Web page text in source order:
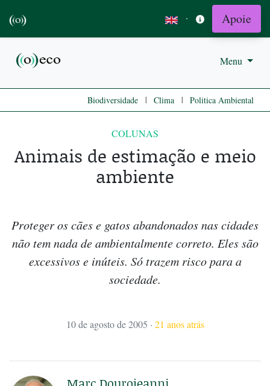
· Apoie
Menu
Biodiversidade | Clima | Politica Ambiental
COLUNAS
Animais de estimação e meio
ambiente
Proteger os cães e gatos abandonados nas cidades
não tem nada de ambientalmente correto. Eles são
excessivos e inúteis. Só trazem risco para a
sociedade.
10 de agosto de 2005 · 21 anos atrás